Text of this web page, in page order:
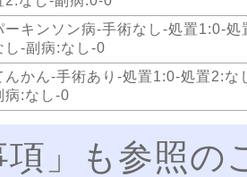
ーキンソン病-手術なし-処置1:0-処
し-副病:なし-0
んかん-手術あり-処置1:0-処置2:な
病:なし-0
項」も参照の